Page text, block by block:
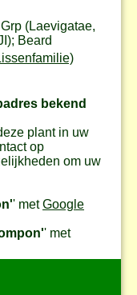
(Laevigatae,
Beard
bekend
plant in uw
op
om uw
' metGoogle
' met